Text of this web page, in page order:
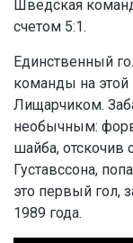
Шведская
счетом 5:1.
Единственный
команды на этой
Лищарчиком.
необычным:
шайба, отскочив
Густавссона,
это первый гол,
1989 года.